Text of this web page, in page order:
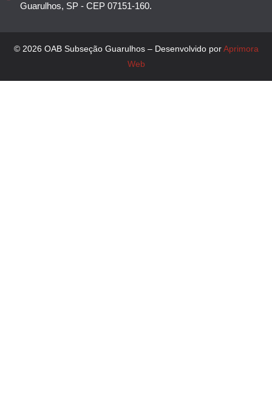
Guarulhos, SP - CEP 07151-160.
© 2026 OAB Subseção Guarulhos – Desenvolvido porAprimora
Web